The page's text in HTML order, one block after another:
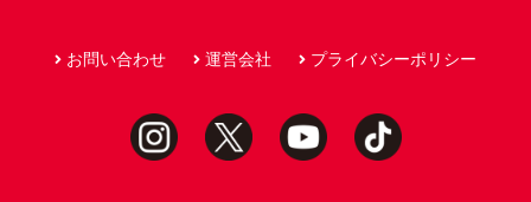
お問い合わせ 運営会社 プライバシーポリシー